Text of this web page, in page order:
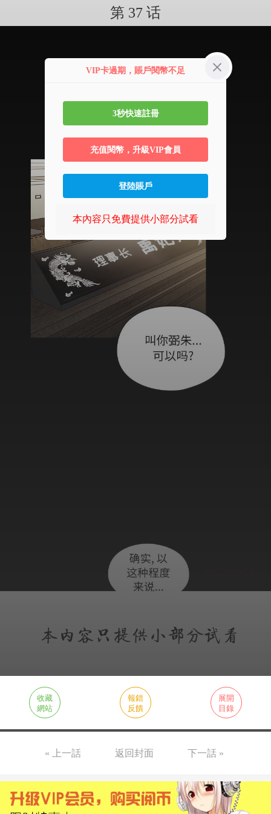
第 37 话
收藏
網站
報錯
反饋
展開
目錄
« 上一話 返回封面 下一話 »
VIP卡過期，賬戶閱幣不足
3秒快速註冊
充值閱幣，升級VIP會員
登陸賬戶
本內容只免費提供小部分試看